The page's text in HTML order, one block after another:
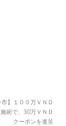
市】１００万ＶＮＤ
術で、30万ＶＮＤ
クーポンを進呈